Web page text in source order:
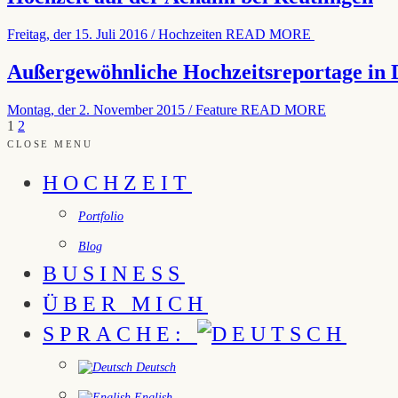
Freitag, der 15. Juli 2016 /Hochzeiten READ MORE
Außergewöhnliche Hochzeitsreportage in
Montag, der 2. November 2015 /Feature READ MORE
1 2
CLOSE MENU
HOCHZEIT
Portfolio
Blog
BUSINESS
ÜBER MICH
SPRACHE:
Deutsch